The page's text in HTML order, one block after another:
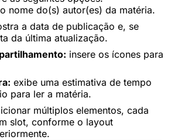
nome do(s) autor(es) da matéria.
a data de publicação e, se
da última atualização.
insere os ícones para
exibe uma estimativa de tempo
para ler a matéria.
múltiplos elementos, cada
slot, conforme o layout